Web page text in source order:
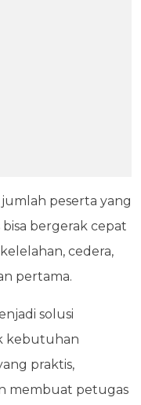
peserta yang
bergerak cepat
cedera,
pertama.
solusi
kebutuhan
praktis,
membuat petugas